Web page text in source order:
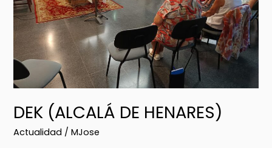
DEK (ALCALÁ DE HENARES)
Actualidad /MJose